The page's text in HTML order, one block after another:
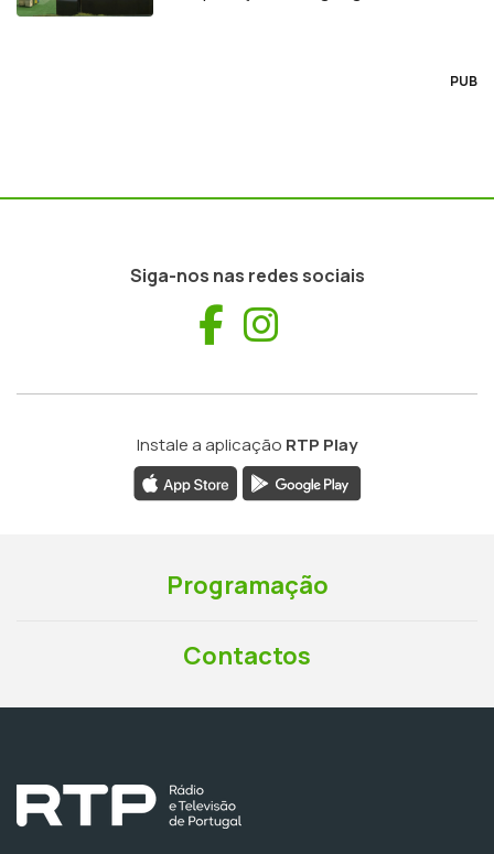
PUB
Siga-nos nas redes sociais
Facebook
Instale a aplicação RTP Play
Programação
Contactos